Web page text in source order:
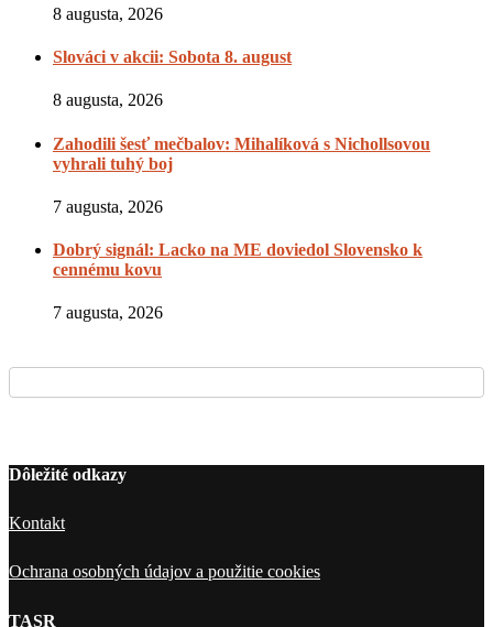
8 augusta, 2026
Slováci v akcii: Sobota 8. august
8 augusta, 2026
Zahodili šesť mečbalov: Mihalíková s Nichollsovou
vyhrali tuhý boj
7 augusta, 2026
Dobrý signál: Lacko na ME doviedol Slovensko k
cennému kovu
7 augusta, 2026
Dôležité odkazy
Kontakt
Ochrana osobných údajov a použitie cookies
TASR